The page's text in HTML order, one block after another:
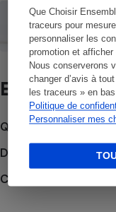
Que Choisir
traceurs pour
personnaliser les
promotion et
Nous conserverons
changer d’avis à
les traceurs » en
Politique de
Personnaliser mes
Gaz
à
Et aussi
Que faire en cas de
Découvrir le forum
Consulter nos Billets